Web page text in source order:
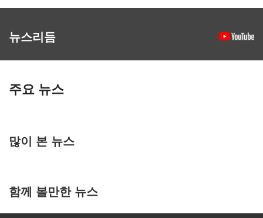
뉴스리듬
주요 뉴스
많이 본 뉴스
함께 볼만한 뉴스